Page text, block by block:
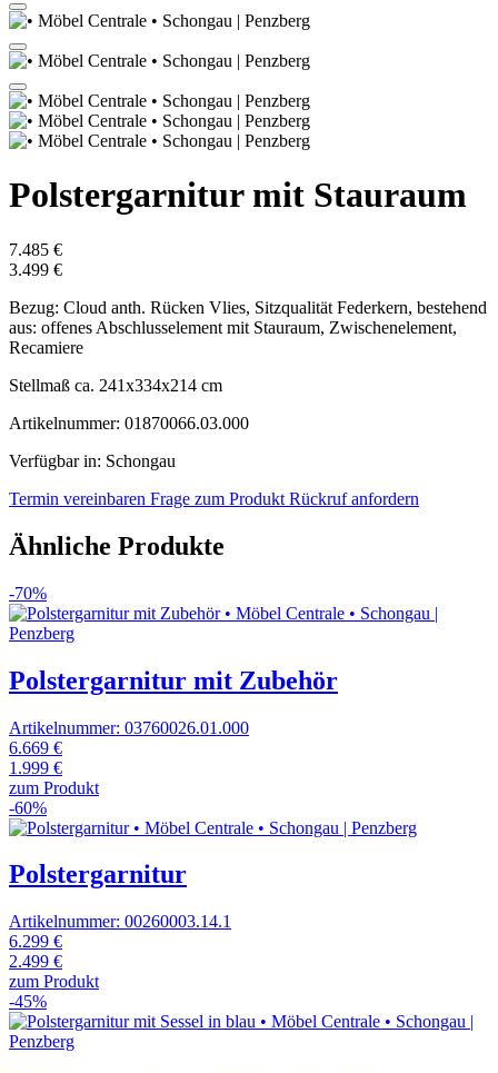
Polstergarnitur mit Stauraum
7.485 €
3.499 €
Bezug: Cloud anth. Rücken Vlies, Sitzqualität Federkern, bestehend
aus: offenes Abschlusselement mit Stauraum, Zwischenelement,
Recamiere
Stellmaß ca. 241x334x214 cm
Artikelnummer: 01870066.03.000
Verfügbar in: Schongau
Termin vereinbaren Frage zum Produkt Rückruf anfordern
Ähnliche Produkte
-70%
Polstergarnitur mit Zubehör
Artikelnummer: 03760026.01.000
6.669 €
1.999 €
zum Produkt
-60%
Polstergarnitur
Artikelnummer: 00260003.14.1
6.299 €
2.499 €
zum Produkt
-45%